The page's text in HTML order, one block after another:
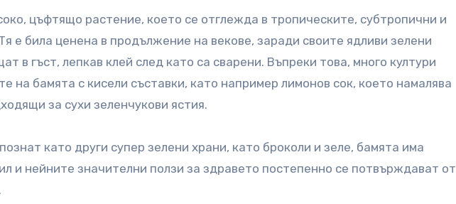
е била ценена в продължение на векове, заради своите ядливи зелени
в гъст, лепкав клей след като са сварени. Въпреки това, много култури
на бамята с кисели съставки, като например лимонов сок, което намалява
за сухи зеленчукови ястия.
като други супер зелени храни, като броколи и зеле, бамята има
и нейните значителни ползи за здравето постепенно се потвърждават от